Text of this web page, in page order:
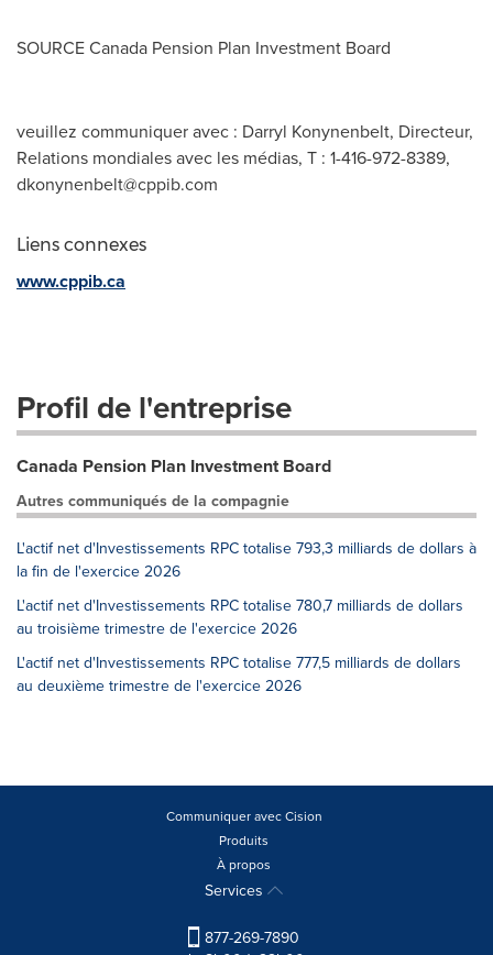
SOURCE Canada Pension Plan Investment Board
veuillez communiquer avec : Darryl Konynenbelt, Directeur,
Relations mondiales avec les médias, T : 1-416-972-8389,
dkonynenbelt@cppib.com
Liens connexes
www.cppib.ca
Profil de l'entreprise
Canada Pension Plan Investment Board
Autres communiqués de la compagnie
L'actif net d'Investissements RPC totalise 793,3 milliards de dollars à
la fin de l'exercice 2026
L'actif net d'Investissements RPC totalise 780,7 milliards de dollars
au troisième trimestre de l'exercice 2026
L'actif net d'Investissements RPC totalise 777,5 milliards de dollars
au deuxième trimestre de l'exercice 2026
Communiquer avec Cision
Produits
À propos
Services
877-269-7890